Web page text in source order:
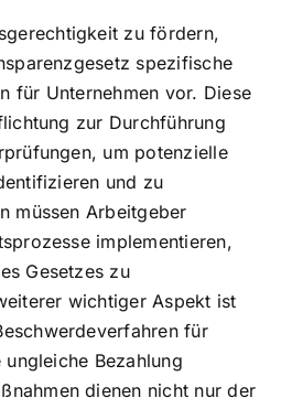
zu fördern,
spezifische
für Unternehmen vor. Diese
zur Durchführung
um potenzielle
und zu
müssen Arbeitgeber
implementieren,
Gesetzes zu
wichtiger Aspekt ist
für
Bezahlung
dienen nicht nur der